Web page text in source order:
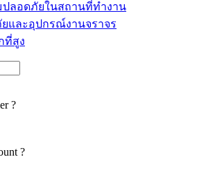
ลอดภัยในสถานที่ทำงาน
และอุปกรณ์งานจราจร
ที่สูง
?
?